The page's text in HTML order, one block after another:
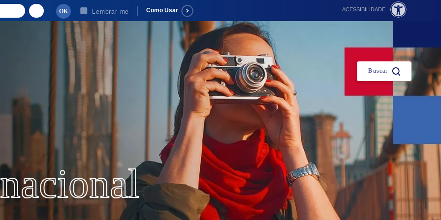
Buscar
Fechar
Suas buscas recentes
Lembrar-me Como Usar ACESSIBILIDADE